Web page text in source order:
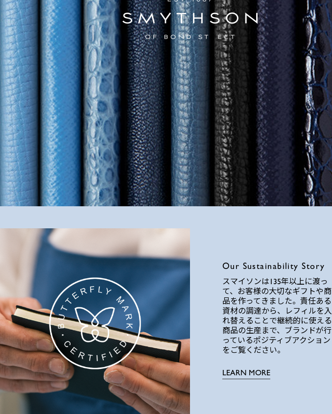
Our Sustainability Story
スマイソンは135年以上に渡っ
て、お客様の大切なギフトや商
品を作ってきました。責任ある
資材の調達から、レフィルを入
れ替えることで継続的に使える
商品の生産まで、ブランドが行
っているポジティブアクション
をご覧ください。
LEARN MORE